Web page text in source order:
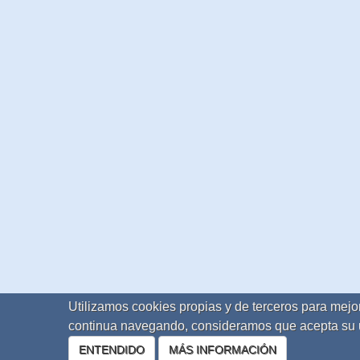
Utilizamos cookies propias y de terceros para
continua navegando, consideramos que acepta su
ENTENDIDO MÁS INFORMACIÓN